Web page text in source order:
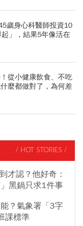
歲身心科醫師投資10
」，結果5年像活在
從小健康飲食、不吃
麼都做對了，為何差
/ HOT STORIES /
才認？他好奇：
黑鍋只求1件事
？氣象署「3字
課標準